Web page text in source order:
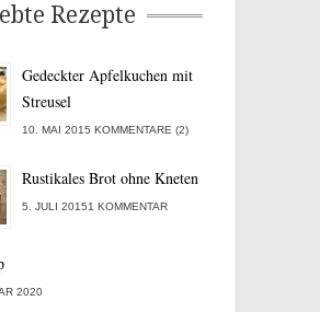
Rezepte
Gedeckter Apfelkuchen mit
Streusel
10. MAI 2015 KOMMENTARE (2)
Rustikales Brot ohne Kneten
5. JULI 20151 KOMMENTAR
2020